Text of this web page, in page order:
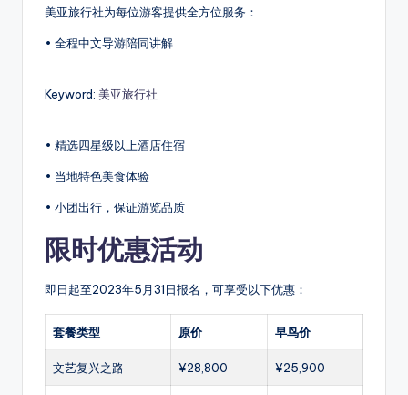
美亚旅行社为每位游客提供全方位服务：
• 全程中文导游陪同讲解
Keyword: 美亚旅行社
• 精选四星级以上酒店住宿
• 当地特色美食体验
• 小团出行，保证游览品质
限时优惠活动
即日起至2023年5月31日报名，可享受以下优惠：
套餐类型 原价 早鸟价
文艺复兴之路 ¥28,800 ¥25,900